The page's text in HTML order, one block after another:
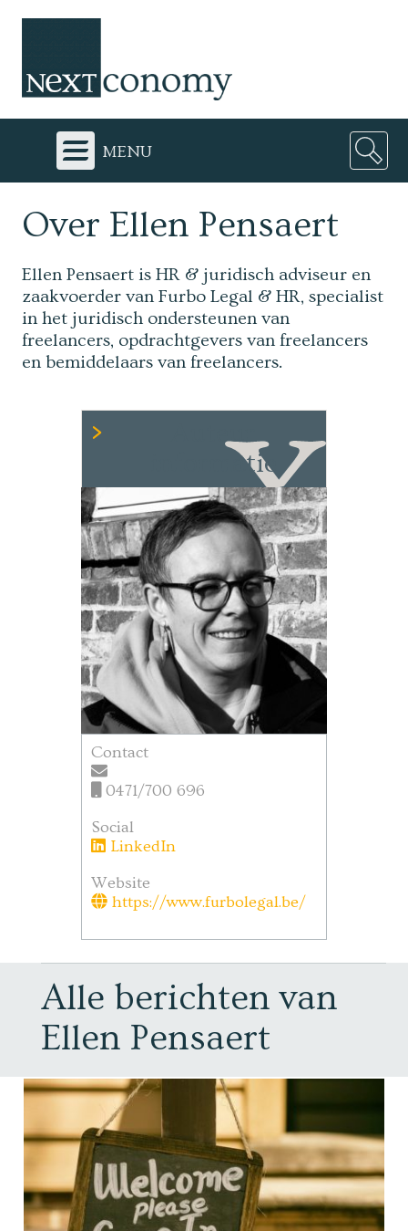
menu
Over Ellen Pensaert
Ellen Pensaert is HR & juridisch adviseur en
zaakvoerder van Furbo Legal & HR, specialist
in het juridisch ondersteunen van
freelancers, opdrachtgevers van freelancers
en bemiddelaars van freelancers.
Auteur
informatie
Contact
0471/700 696
Social
LinkedIn
Website
https://www.furbolegal.be/
Alle berichten van
Ellen Pensaert